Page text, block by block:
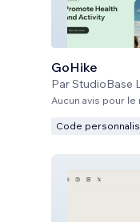
GoHike
ParStudioBase
Aucun avis pour le
Code